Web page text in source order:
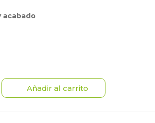
acabado
Añadir al carrito